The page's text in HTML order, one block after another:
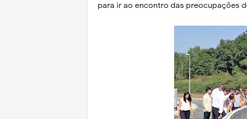
para ir ao encontro das preocupações